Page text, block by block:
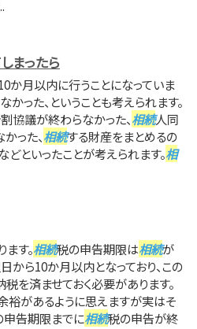
まったら
か月以内に行うことになっていま
った、ということも考えられます。
協議が終わらなかった、相続人同
った、相続する財産をまとめるの
どといったことが考えられます。相
す。相続税の申告期限は相続が
から10か月以内となっており、この
を済ませておく必要があります。
があるように思えますが実はそ
申告期限までに相続税の申告が終